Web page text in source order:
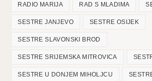
RADIO MARIJA RAD S MLADIMA
SESTRE JANJEVO SESTRE OSIJEK
SESTRE SLAVONSKI BROD
SESTRE SRIJEMSKA MITROVICA
SESTRE U DONJEM MIHOLJCU